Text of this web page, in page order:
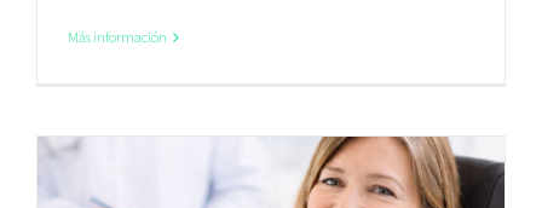
Más información